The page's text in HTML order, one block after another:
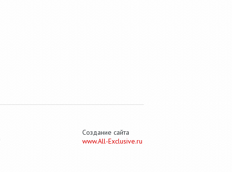
Создание сайта
www.All-Exclusive.ru